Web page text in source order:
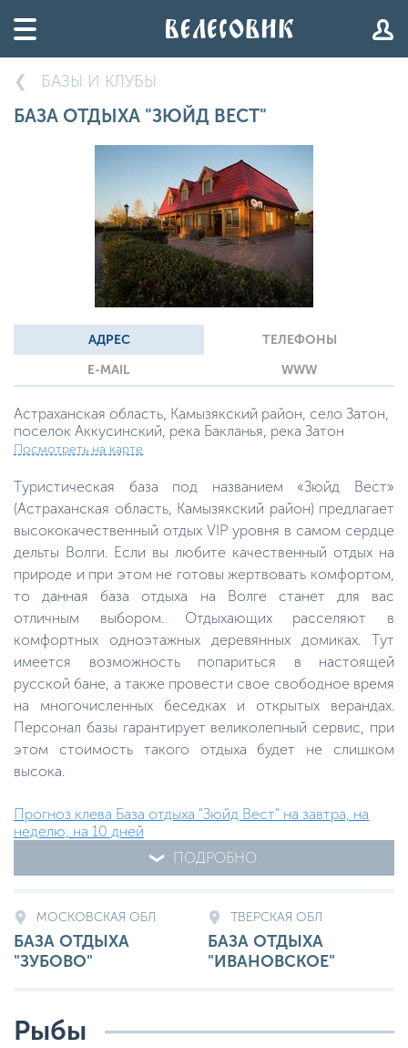
БАЗЫ И КЛУБЫ
БАЗА ОТДЫХА "ЗЮЙД ВЕСТ"
АДРЕС
ТЕЛЕФОНЫ
E-MAIL
WWW
Астраханская область, Камызякский район, село Затон,
поселок Аккусинский, река Бакланья, река Затон
Посмотреть на карте
Туристическая база под названием «Зюйд Вест»
(Астраханская область, Камызякский район) предлагает
высококачественный отдых VIP уровня в самом сердце
дельты Волги. Если вы любите качественный отдых на
природе и при этом не готовы жертвовать комфортом,
то данная база отдыха на Волге станет для вас
отличным выбором. Отдыхающих расселяют в
комфортных одноэтажных деревянных домиках. Тут
имеется возможность попариться в настоящей
русской бане, а также провести свое свободное время
на многочисленных беседках и открытых верандах.
Персонал базы гарантирует великолепный сервис, при
этом стоимость такого отдыха будет не слишком
высока.
Прогноз клева База отдыха "Зюйд Вест" на завтра, на
неделю, на 10 дней
ПОДРОБНО
МОСКОВСКАЯ ОБЛ
БАЗА ОТДЫХА
"ЗУБОВО"
ТВЕРСКАЯ ОБЛ
БАЗА ОТДЫХА
"ИВАНОВСКОЕ"
Рыбы